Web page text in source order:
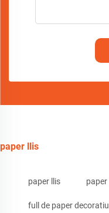
paper llis
paper llis paper
full de paper decoratiu